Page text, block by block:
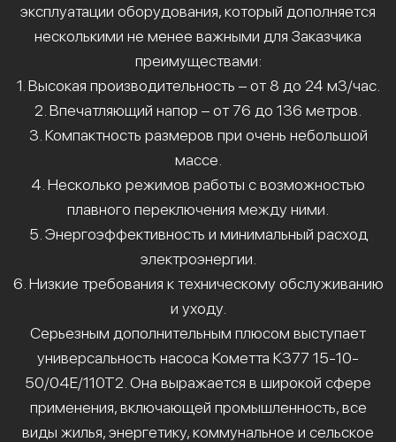
эксплуатации оборудования, который дополняется
несколькими не менее важными для Заказчика
преимуществами:
1. Высокая производительность – от 8 до 24 м3/час.
2. Впечатляющий напор – от 76 до 136 метров.
3. Компактность размеров при очень небольшой
массе.
4. Несколько режимов работы с возможностью
плавного переключения между ними.
5. Энергоэффективность и минимальный расход
электроэнергии.
6. Низкие требования к техническому обслуживанию
и уходу.
Серьезным дополнительным плюсом выступает
универсальность насоса Кометта К377 15-10-
50/04Е/110Т2. Она выражается в широкой сфере
применения, включающей промышленность, все
виды жилья, энергетику, коммунальное и сельское